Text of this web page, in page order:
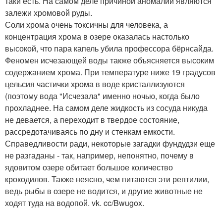
залежи хромовой руды.
Соли хрома очень токсичны для человека, а
концентрация хрома в озере оказалась настолько
высокой, что пара капель убила профессора бёрнсайда.
Феномен исчезающей воды также объясняется высоким
содержанием хрома. При температуре ниже 19 градусов
цельсия частички хрома в воде кристаллизуются
(поэтому вода "Исчезала" именно ночью, когда было
прохладнее. На самом деле жидкость из сосуда никуда
не девается, а переходит в твердое состояние,
рассредотачиваясь по дну и стенкам емкости.
Справедливости ради, некоторые загадки фундудзи еще
не разгаданы - так, например, непонятно, почему в
ядовитом озере обитает большое количество
крокодилов. Также неясно, чем питаются эти рептилии,
ведь рыбы в озере не водится, и другие животные не
ходят туда на водопой. vk. cc/Bwugox.